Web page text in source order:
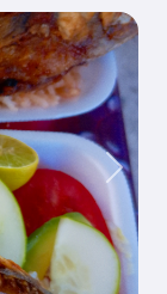
Next